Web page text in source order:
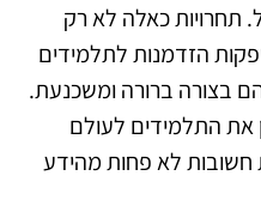
תחרויות כאלה לא רק
הזדמנות לתלמידים
בצורה ברורה ומשכנעת.
את התלמידים לעולם
חשובות לא פחות מהידע